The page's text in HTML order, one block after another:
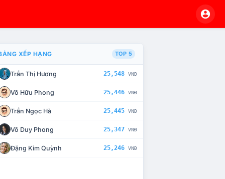
CHẾ TÀI XỬ LÝ VI PHẠM
XẾP HẠNG TOP 5
Trần Thị Hương 25,548 VNĐ
Võ Hữu Phong 25,446 VNĐ
Trần Ngọc Hà 25,445 VNĐ
Võ Duy Phong 25,347 VNĐ
Đặng Kim Quỳnh 25,246 VNĐ